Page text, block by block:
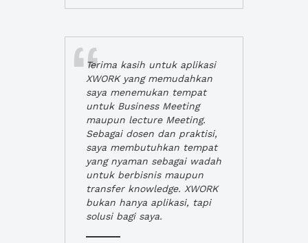
Terima kasih untuk aplikasi
XWORK yang memudahkan
saya menemukan tempat
untuk Business Meeting
maupun lecture Meeting.
Sebagai dosen dan praktisi,
saya membutuhkan tempat
yang nyaman sebagai wadah
untuk berbisnis maupun
transfer knowledge. XWORK
bukan hanya aplikasi, tapi
solusi bagi saya.